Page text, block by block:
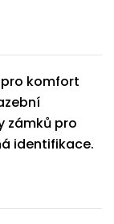
komfort
zámků pro
identifikace.